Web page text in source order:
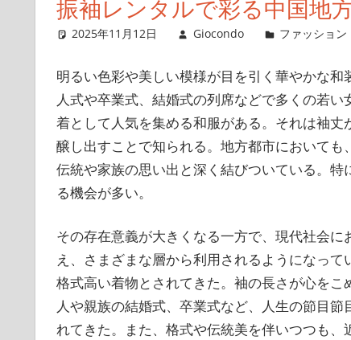
振袖レンタルで彩る中国地
2025年11月12日 Giocondo ファッション
明るい色彩や美しい模様が目を引く華やかな
人式や卒業式、結婚式の列席などで多くの若い
着として人気を集める和服がある。それは袖
醸し出すことで知られる。地方都市において
伝統や家族の思い出と深く結びついている。
る機会が多い。
その存在意義が大きくなる一方で、現代社会
え、さまざまな層から利用されるようになっ
格式高い着物とされてきた。袖の長さが心を
人や親族の結婚式、卒業式など、人生の節目
れてきた。また、格式や伝統美を伴いつつも